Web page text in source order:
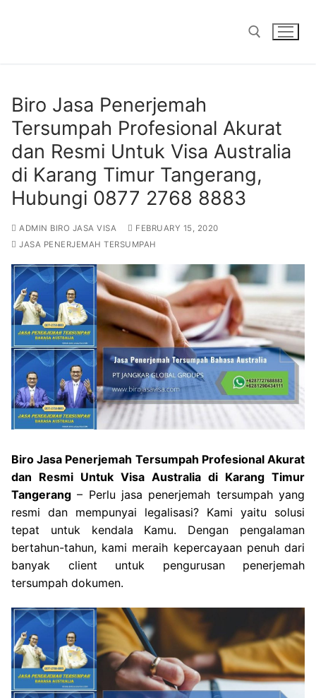
Biro Jasa Penerjemah
Tersumpah Profesional Akurat
dan Resmi Untuk Visa Australia
di Karang Timur Tangerang,
Hubungi 0877 2768 8883
ADMIN BIRO JASA VISA
FEBRUARY 15, 2020
JASA PENERJEMAH TERSUMPAH
Biro Jasa Penerjemah Tersumpah Profesional Akurat
dan Resmi Untuk Visa Australia di Karang Timur
Tangerang – Perlu jasa penerjemah tersumpah yang
resmi dan mempunyai legalisasi? Kami yaitu solusi
tepat untuk kendala Kamu. Dengan pengalaman
bertahun-tahun, kami meraih kepercayaan penuh dari
banyak client untuk pengurusan penerjemah
tersumpah dokumen.